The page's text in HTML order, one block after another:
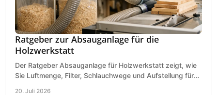
Ratgeber zur Absauganlage für die
Holzwerkstatt
Der Ratgeber Absauganlage für Holzwerkstatt zeigt, wie
Sie Luftmenge, Filter, Schlauchwege und Aufstellung für
20. Juli 2026